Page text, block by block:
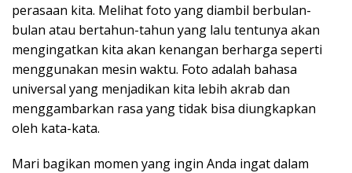
perasaan kita. Melihat foto yang diambil berbulan-
bulan atau bertahun-tahun yang lalu tentunya akan
mengingatkan kita akan kenangan berharga seperti
menggunakan mesin waktu. Foto adalah bahasa
universal yang menjadikan kita lebih akrab dan
menggambarkan rasa yang tidak bisa diungkapkan
oleh kata-kata.
Mari bagikan momen yang ingin Anda ingat dalam